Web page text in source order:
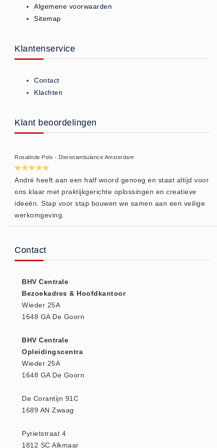
VCA Trajecten
ISO 9001 Begeleiding
Inspectiecentrale
Ons Team
Nieuws
Contact
Klachten
Privacy
Retourneren
Algemene Voorwaarden
Vacatures
Winkel
AED apparaten (11)
Actie (5)
AED
AED binnen - buiten kasten (11)
AED elektroden (18)
AED trainers (14)
BHV Kasten
BHV Kleding
Algemene voorwaarden
Sitemap
Klantenservice
Contact
Klachten
Klant beoordelingen
Rosalinde Pols - Dierenambulance Amsterdam
André heeft aan een half woord genoeg en staat altijd voor
ons klaar met praktijkgerichte oplossingen en creatieve
ideeën. Stap voor stap bouwen we samen aan een veilige
werkomgeving.
Contact
BHV Centrale
Bezoekadres & Hoofdkantoor
Wieder 25A
1648 GA De Goorn
BHV Centrale
Opleidingscentra
Wieder 25A
1648 GA De Goorn
De Corantijn 91C
1689 AN Zwaag
Pyrietstraat 4
1812 SC Alkmaar